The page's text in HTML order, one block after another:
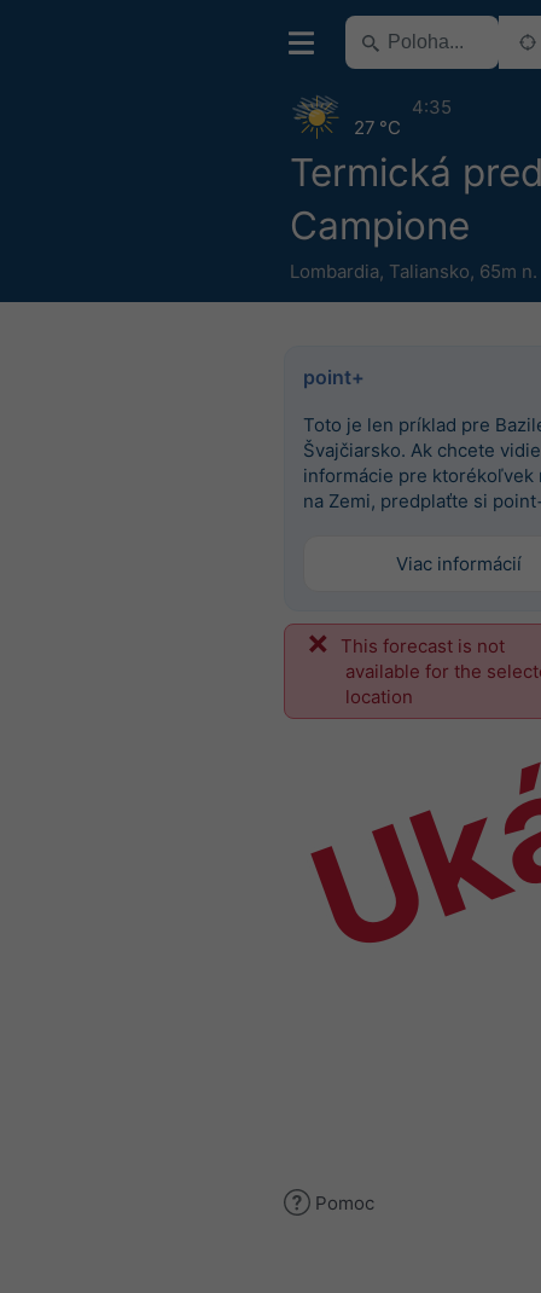
Termická
Campione
Lombardia, Taliansko, 65m
27 °C
4:35
point+
Toto je len príklad pre
Švajčiarsko. Ak chcete
informácie pre ktorékoľvek
na Zemi, predplaťte si
Viac informácií
This forecast is not
available for the
location
Pomoc